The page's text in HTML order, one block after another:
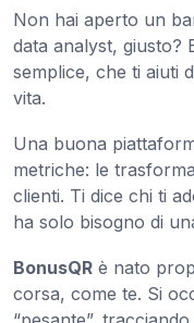
Non hai aperto un
data analyst, giusto?
semplice, che ti aiuti
vita.
Una buona
metriche: le
clienti. Ti dice chi ti
ha solo bisogno di
BonusQR è nato
corsa, come te. Si